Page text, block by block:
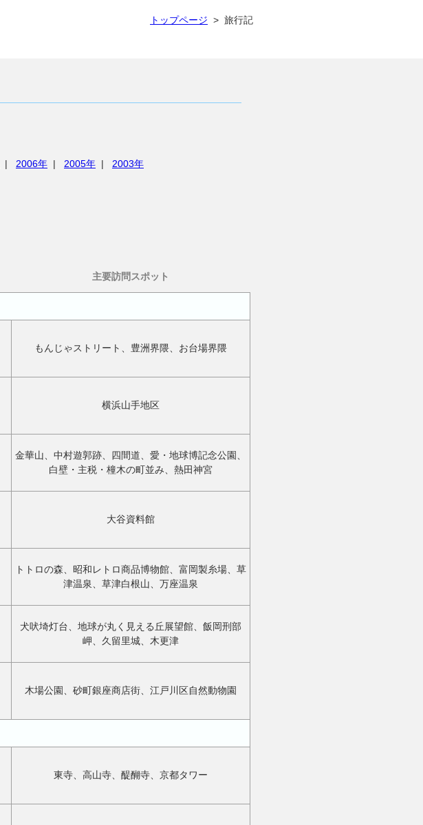
トップページ > 旅行記
| 2006年 | 2005年 | 2003年
主要訪問スポット
もんじゃストリート、豊洲界隈、お台場界隈
横浜山手地区
金華山、中村遊郭跡、四間道、愛・地球博記念公園、
白壁・主税・橦木の町並み、熱田神宮
大谷資料館
トトロの森、昭和レトロ商品博物館、富岡製糸場、草
津温泉、草津白根山、万座温泉
犬吠埼灯台、地球が丸く見える丘展望館、飯岡刑部
岬、久留里城、木更津
木場公園、砂町銀座商店街、江戸川区自然動物園
東寺、高山寺、醍醐寺、京都タワー